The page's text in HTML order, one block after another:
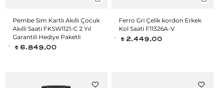
Pembe Sim Kartlı Akıllı Çocuk
Akıllı Saati FKSW1121-C 2 Yıl
Garantili Hediye Paketli
t 6.849,00
Ferro Gri Çelik kordon Erkek
Kol Saati F11326A-V
t 2.449,00